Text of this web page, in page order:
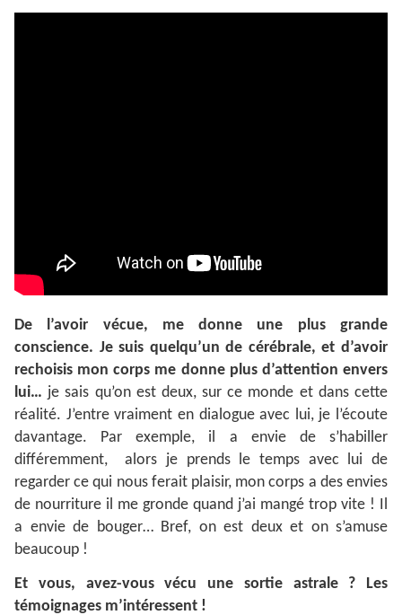
De l’avoir vécue, me donne une plus grande
conscience. Je suis quelqu’un de cérébrale, et d’avoir
rechoisis mon corps me donne plus d’attention envers
lui… je sais qu’on est deux, sur ce monde et dans cette
réalité. J’entre vraiment en dialogue avec lui, je l’écoute
davantage. Par exemple, il a envie de s’habiller
différemment, alors je prends le temps avec lui de
regarder ce qui nous ferait plaisir, mon corps a des envies
de nourriture il me gronde quand j’ai mangé trop vite ! Il
a envie de bouger… Bref, on est deux et on s’amuse
beaucoup !
Et vous, avez-vous vécu une sortie astrale ? Les
témoignages m’intéressent !